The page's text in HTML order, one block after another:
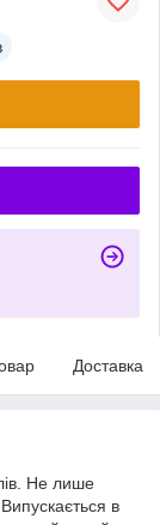
Доставка
Не лише
в